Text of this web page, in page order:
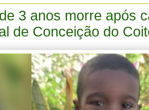
3 anos morre após
de Conceição do